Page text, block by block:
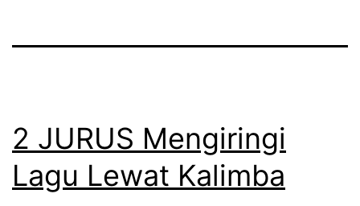
2 JURUS Mengiringi
Lagu Lewat Kalimba